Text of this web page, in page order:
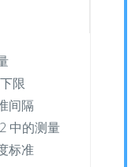
限
间隔
中的测量
标准